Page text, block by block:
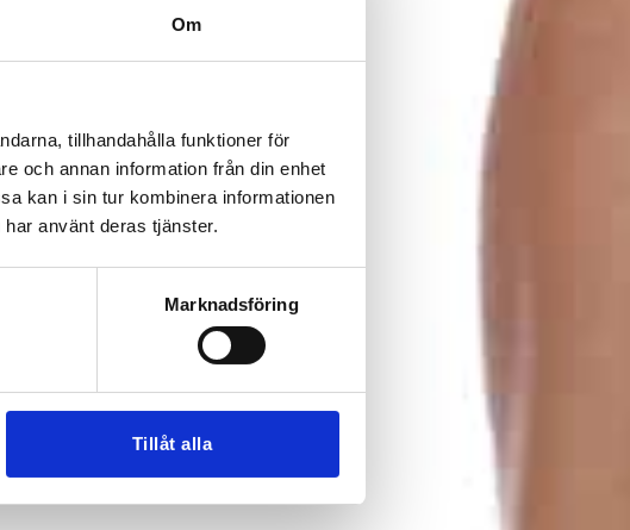
Om
tillhandahålla funktioner för
och annan information från din enhet
kan i sin tur kombinera informationen
använt deras tjänster.
Marknadsföring
Tillåt alla